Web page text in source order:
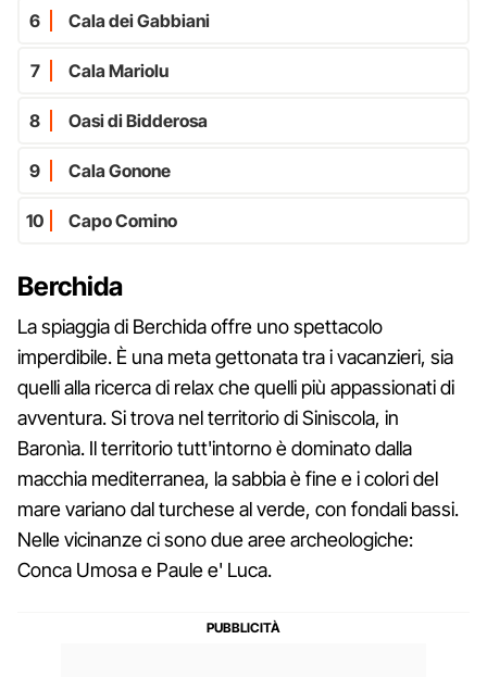
6 Cala dei Gabbiani
7 Cala Mariolu
8 Oasi di Bidderosa
9 Cala Gonone
10 Capo Comino
Berchida
La spiaggia di Berchida offre uno spettacolo
imperdibile. È una meta gettonata tra i vacanzieri, sia
quelli alla ricerca di relax che quelli più appassionati di
avventura. Si trova nel territorio di Siniscola,​ in
Baronìa. Il territorio tutt'intorno è dominato dalla
macchia mediterranea, la sabbia è fine e i colori del
mare variano dal turchese al verde, con fondali bassi.
Nelle vicinanze ci sono due aree archeologiche:
Conca Umosa e Paule e' Luca.